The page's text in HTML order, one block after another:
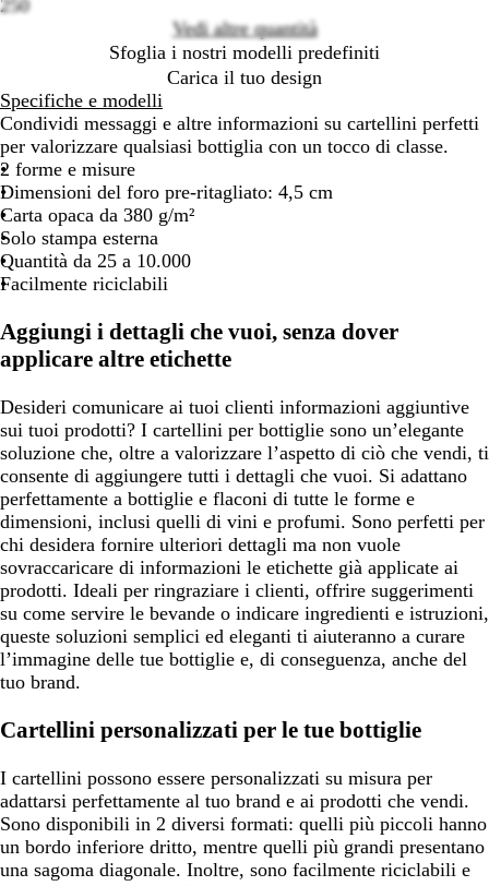
250
Vedi altre quantità
Sfoglia i nostri modelli predefiniti
Carica il tuo design
Specifiche e modelli
Condividi messaggi e altre informazioni su cartellini perfetti
per valorizzare qualsiasi bottiglia con un tocco di classe.
2 forme e misure
Dimensioni del foro pre-ritagliato: 4,5 cm
Carta opaca da 380 g/m²
Solo stampa esterna
Quantità da 25 a 10.000
Facilmente riciclabili
Aggiungi i dettagli che vuoi, senza dover
applicare altre etichette
Desideri comunicare ai tuoi clienti informazioni aggiuntive
sui tuoi prodotti? I cartellini per bottiglie sono un’elegante
soluzione che, oltre a valorizzare l’aspetto di ciò che vendi, ti
consente di aggiungere tutti i dettagli che vuoi. Si adattano
perfettamente a bottiglie e flaconi di tutte le forme e
dimensioni, inclusi quelli di vini e profumi. Sono perfetti per
chi desidera fornire ulteriori dettagli ma non vuole
sovraccaricare di informazioni le etichette già applicate ai
prodotti. Ideali per ringraziare i clienti, offrire suggerimenti
su come servire le bevande o indicare ingredienti e istruzioni,
queste soluzioni semplici ed eleganti ti aiuteranno a curare
l’immagine delle tue bottiglie e, di conseguenza, anche del
tuo brand.
Cartellini personalizzati per le tue bottiglie
I cartellini possono essere personalizzati su misura per
adattarsi perfettamente al tuo brand e ai prodotti che vendi.
Sono disponibili in 2 diversi formati: quelli più piccoli hanno
un bordo inferiore dritto, mentre quelli più grandi presentano
una sagoma diagonale. Inoltre, sono facilmente riciclabili e